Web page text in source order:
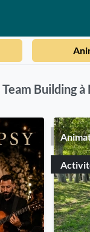
Building